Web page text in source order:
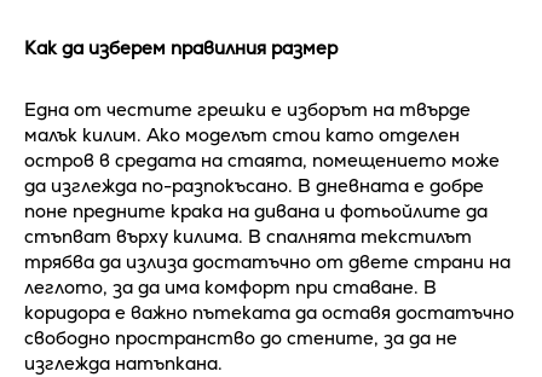
Как да изберем правилния размер
Една от честите грешки е изборът на твърде
малък килим. Ако моделът стои като отделен
остров в средата на стаята, помещението може
да изглежда по-разпокъсано. В дневната е добре
поне предните крака на дивана и фотьойлите да
стъпват върху килима. В спалнята текстилът
трябва да излиза достатъчно от двете страни на
леглото, за да има комфорт при ставане. В
коридора е важно пътеката да оставя достатъчно
свободно пространство до стените, за да не
изглежда натъпкана.